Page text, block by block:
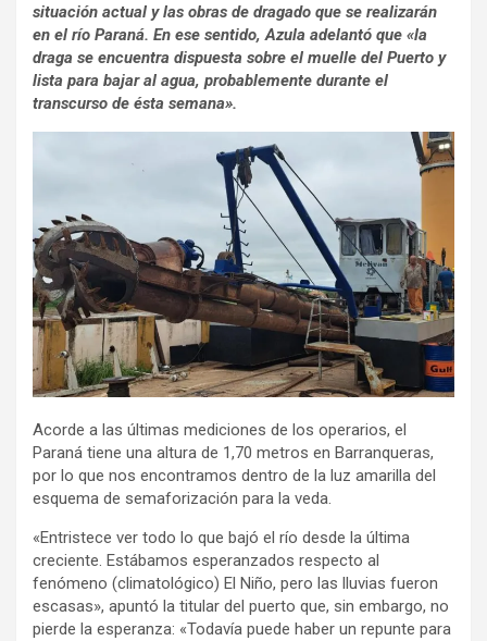
situación actual y las obras de dragado que se realizarán
en el río Paraná. En ese sentido, Azula adelantó que «la
draga se encuentra dispuesta sobre el muelle del Puerto y
lista para bajar al agua, probablemente durante el
transcurso de ésta semana».
Acorde a las últimas mediciones de los operarios, el
Paraná tiene una altura de 1,70 metros en Barranqueras,
por lo que nos encontramos dentro de la luz amarilla del
esquema de semaforización para la veda.
«Entristece ver todo lo que bajó el río desde la última
creciente. Estábamos esperanzados respecto al
fenómeno (climatológico) El Niño, pero las lluvias fueron
escasas», apuntó la titular del puerto que, sin embargo, no
pierde la esperanza: «Todavía puede haber un repunte para